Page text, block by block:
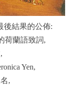
後結果的公佈:
荷蘭語致詞,
,
Yen,
,